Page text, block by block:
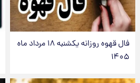
فال قهوه روزانه یکشنبه ۱۸ مرداد ماه
۱۴۰۵